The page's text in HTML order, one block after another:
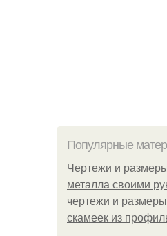
Популярные
Чертежи и
металла своими
чертежи и
скамеек из